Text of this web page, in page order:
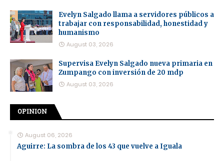
Evelyn Salgado llama a servidores públicos a
trabajar con responsabilidad, honestidad y
humanismo
August 03, 2026
Supervisa Evelyn Salgado nueva primaria en
Zumpango con inversión de 20 mdp
August 03, 2026
OPINION
August 06, 2026
Aguirre: La sombra de los 43 que vuelve a Iguala